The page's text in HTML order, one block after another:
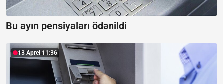
Bu ayın pensiyaları ödənildi
13 Aprel 11:36